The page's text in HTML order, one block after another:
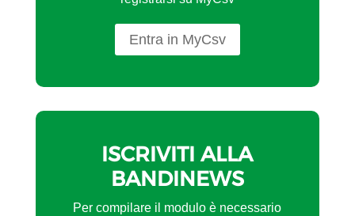
Entra in MyCsv
ISCRIVITI ALLA
BANDINEWS
Per compilare il modulo è necessario